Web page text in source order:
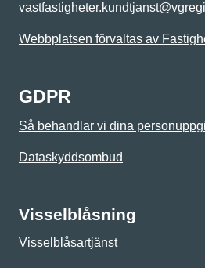
Webbplatsen förvaltas av
GDPR
Så behandlar vi dina
Dataskyddsombud
Visselblåsning
Visselblåsartjänst